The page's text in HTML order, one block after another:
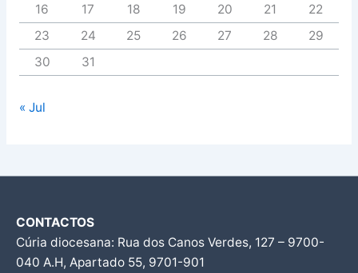
16
17 18 19 20 21
22
23
24 25 26 27 28
29
30
31
« Jul
CONTACTOS
Cúria diocesana: Rua dos Canos Verdes, 127 – 9700-
040 A.H, Apartado 55, 9701-901